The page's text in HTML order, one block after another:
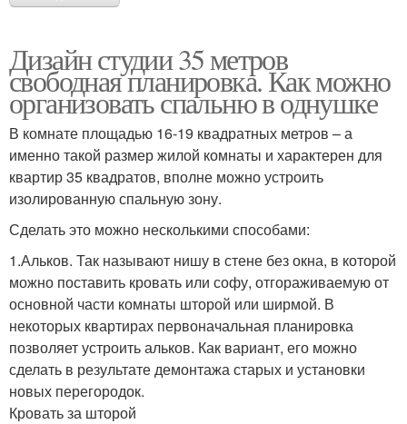
Дизайн студии 35 метров
свободная планировка. Как можно
организовать спальню в однушке
В комнате площадью 16-19 квадратных метров – а
именно такой размер жилой комнаты и характерен для
квартир 35 квадратов, вполне можно устроить
изолированную спальную зону.
Сделать это можно несколькими способами:
1.Альков. Так называют нишу в стене без окна, в которой
можно поставить кровать или софу, отгораживаемую от
основной части комнаты шторой или ширмой. В
некоторых квартирах первоначальная планировка
позволяет устроить альков. Как вариант, его можно
сделать в результате демонтажа старых и установки
новых перегородок.
Кровать за шторой